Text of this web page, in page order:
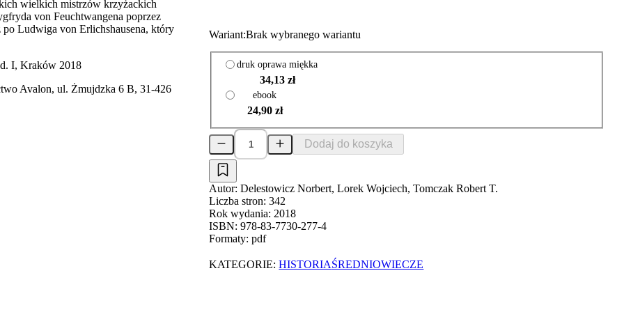
wielkich mistrzów krzyżackich
von Feuchtwangena poprzez
Ludwiga von Erlichshausena, który
I, Kraków 2018
Avalon, ul. Żmujdzka 6 B, 31-426
Wariant:Brak wybranego wariantu
druk oprawa miękka
34,13 zł
ebook
24,90 zł
Dodaj do koszyka
Autor: Delestowicz Norbert, Lorek Wojciech, Tomczak Robert T.
Liczba stron: 342
Rok wydania: 2018
ISBN: 978-83-7730-277-4
Formaty: pdf
KATEGORIE: HISTORIAŚREDNIOWIECZE